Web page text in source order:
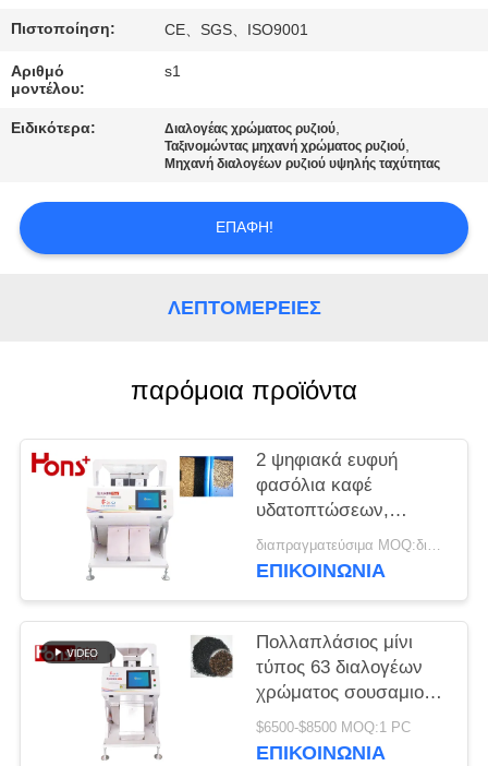
ΕΠΑΦΉ
ΜΕ
ΑΠΌΣΠΑΣΜΑ
Πιστοποίηση: CE、SGS、ISO9001
Αριθμό
μοντέλου:
s1
Ειδικότερα: Διαλογέας χρώματος ρυζιού,
Ταξινομώντας μηχανή χρώματος ρυζιού,
Μηχανή διαλογέων ρυζιού υψηλής ταχύτητας
ΕΠΑΦΉ!
ΛΕΠΤΟΜΈΡΕΙΕΣ
παρόμοια προϊόντα
2 ψηφιακά ευφυή
φασόλια καφέ
υδατοπτώσεων,
ταξινομώντας μηχανή
χρώματος φυστικιών
διαπραγματεύσιμα MOQ:διαπραγματεύσιμος
ΕΠΙΚΟΙΝΩΝΊΑ
Πολλαπλάσιος μίνι
τύπος 63 διαλογέων
χρώματος σουσαμιού
εικονοκυττάρου 5400
CCD λειτουργίας
$6500-$8500 MOQ:1 PC
ΕΠΙΚΟΙΝΩΝΊΑ